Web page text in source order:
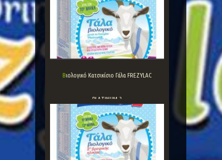
Βιολογικό Κατσικίσιο Γάλα FREZYLAC
PLATINUM 3